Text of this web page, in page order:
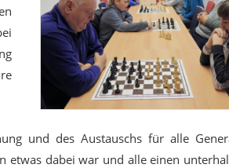
und des Austauschs für alle
etwas dabei war und alle einen